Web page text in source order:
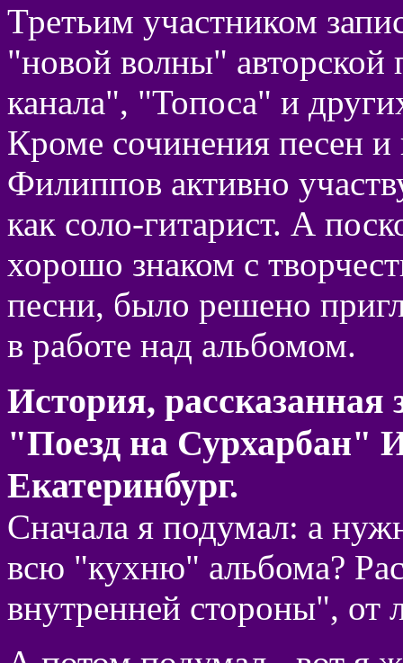
Третьим участником
"новой волны" авторской
канала", "Топоса" и
Кроме сочинения песен и
Филиппов активно
как соло-гитарист. А
хорошо знаком с
песни, было решено
в работе над альбомом.
История, рассказанная
"Поезд на Сурхарбан"
Екатеринбург.
Сначала я подумал: а
всю "кухню" альбома?
внутренней стороны", от